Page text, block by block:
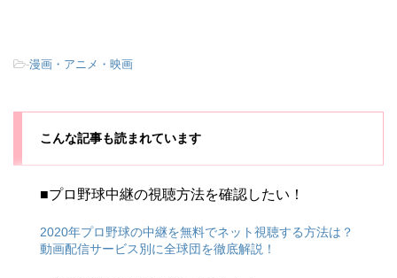
-漫画・アニメ・映画
こんな記事も読まれています
■プロ野球中継の視聴方法を確認したい！
2020年プロ野球の中継を無料でネット視聴する方法は？
動画配信サービス別に全球団を徹底解説！